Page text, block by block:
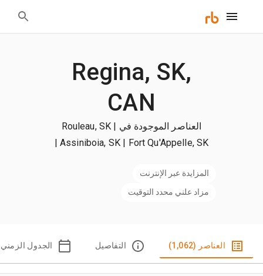
Regina, SK,
CAN
العناصر الموجودة في Rouleau, SK |
Assiniboia, SK | Fort Qu'Appelle, SK
|
المزايدة عبر الإنترنت
مزاد علني محدد التوقيت
العناصر (1,062) التفاصيل الجدول الزمني